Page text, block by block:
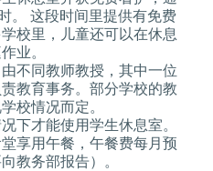
。 这段时间里提供有免费
校里，儿童还可以在休息
业。
不同教师教授，其中一位
教育事务。部分学校的教
校情况而定。
下才能使用学生休息室。
享用午餐，午餐费每月预
教务部报告）。